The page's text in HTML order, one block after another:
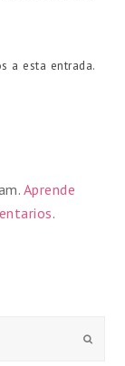
a esta entrada.
Aprende
.
Enviar